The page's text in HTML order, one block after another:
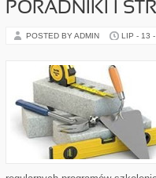
PORADNIKI I
POSTED BY ADMIN LIP - 13